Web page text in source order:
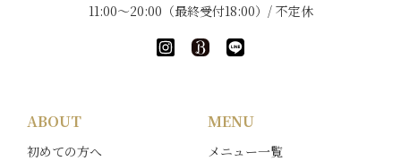
11:00～20:00（最終受付18:00）/ 不定休
ABOUT
初めての方へ
MENU
メニュー一覧